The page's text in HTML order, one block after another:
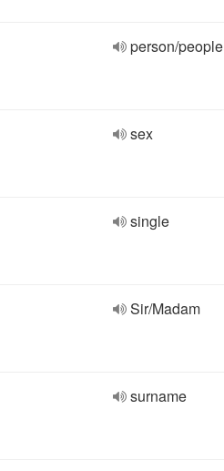
person/people
sex
single
Sir/Madam
surname